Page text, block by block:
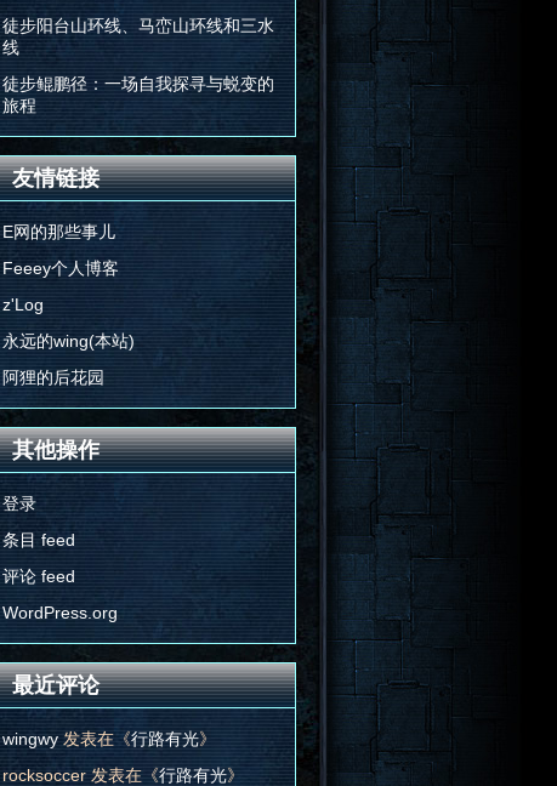
徒步阳台山环线、马峦山环线和三水
线
徒步鲲鹏径：一场自我探寻与蜕变的
旅程
友情链接
E网的那些事儿
Feeey个人博客
z'Log
永远的wing(本站)
阿狸的后花园
其他操作
登录
条目 feed
评论 feed
WordPress.org
最近评论
wingwy发表在《行路有光》
rocksoccer发表在《行路有光》